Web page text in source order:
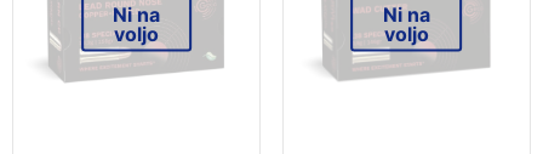
Ni na
voljo
Ni na
voljo